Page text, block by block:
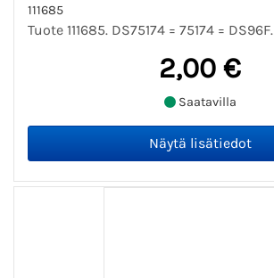
111685
Tuote 111685. DS75174 = 75174 = DS96F.
2,00 €
Saatavilla